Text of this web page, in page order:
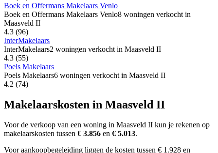
Boek en Offermans Makelaars Venlo
Boek en Offermans Makelaars Venlo8 woningen verkocht in
Maasveld II
4.3 (96)
InterMakelaars
InterMakelaars2 woningen verkocht in Maasveld II
4.3 (55)
Poels Makelaars
Poels Makelaars6 woningen verkocht in Maasveld II
4.2 (74)
Makelaarskosten in Maasveld II
Voor de verkoop van een woning in Maasveld II kun je rekenen op
makelaarskosten tussen € 3.856 en € 5.013.
Voor aankoopbegeleiding liggen de kosten tussen € 1.928 en